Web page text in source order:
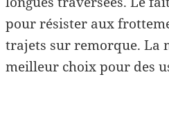
pour résister aux
trajets sur remorque. La
meilleur choix pour des